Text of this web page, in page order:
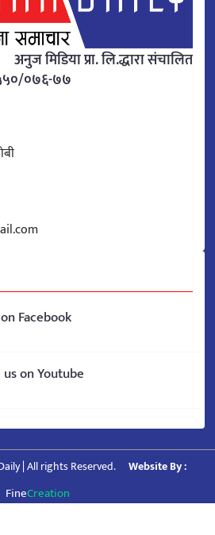
अनुज मिडिया प्रा. लि.द्धारा संचालित
०७६-७७
Facebook
on Youtube
| All rights Reserved. Website By :
FineCreation